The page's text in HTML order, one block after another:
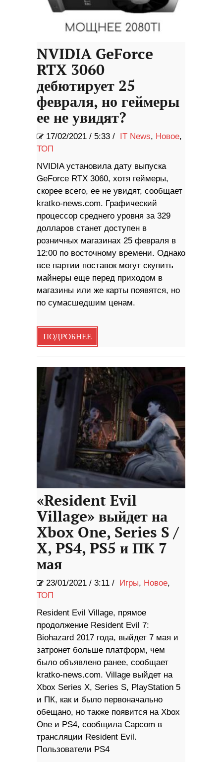
NVIDIA GeForce
RTX 3060
дебютирует 25
февраля, но геймеры
ее не увидят?
17/02/2021 / 5:33 / IT News, Новое,
ТОП
NVIDIA установила дату выпуска
GeForce RTX 3060, хотя геймеры,
скорее всего, ее не увидят, сообщает
kratko-news.com. Графический
процессор среднего уровня за 329
долларов станет доступен в
розничных магазинах 25 февраля в
12:00 по восточному времени. Однако
все партии поставок могут скупить
майнеры еще перед приходом в
магазины или же карты появятся, но
по сумасшедшим ценам.
ПОДРОБНЕЕ
«Resident Evil
Village» выйдет на
Xbox One, Series S /
X, PS4, PS5 и ПК 7
мая
23/01/2021 / 3:11 / Игры, Новое,
ТОП
Resident Evil Village, прямое
продолжение Resident Evil 7:
Biohazard 2017 года, выйдет 7 мая и
затронет больше платформ, чем
было объявлено ранее, сообщает
kratko-news.com. Village выйдет на
Xbox Series X, Series S, PlayStation 5
и ПК, как и было первоначально
обещано, но также появится на Xbox
One и PS4, сообщила Capcom в
трансляции Resident Evil.
Пользователи PS4